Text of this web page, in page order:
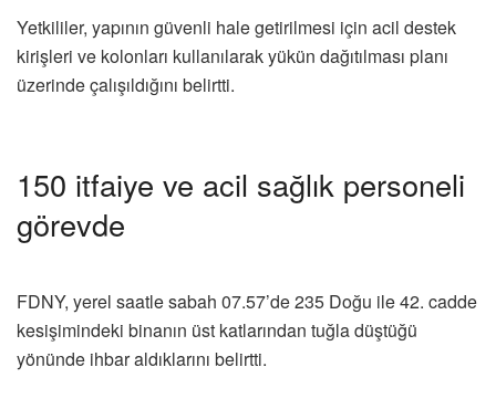
Yetkililer, yapının güvenli hale getirilmesi için acil destek
kirişleri ve kolonları kullanılarak yükün dağıtılması planı
üzerinde çalışıldığını belirtti.
150 itfaiye ve acil sağlık personeli
görevde
FDNY, yerel saatle sabah 07.57’de 235 Doğu ile 42. cadde
kesişimindeki binanın üst katlarından tuğla düştüğü
yönünde ihbar aldıklarını belirtti.